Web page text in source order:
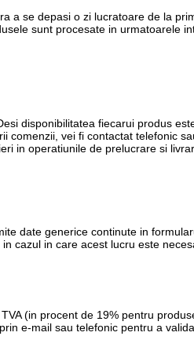
a se depasi o zi lucratoare de la
sunt procesate in urmatoarele
disponibilitatea fiecarui produs
comenzii, vei fi contactat telefonic
in operatiunile de prelucrare si
date generice continute in
cazul in care acest lucru este
(in procent de 19% pentru
e-mail sau telefonic pentru a